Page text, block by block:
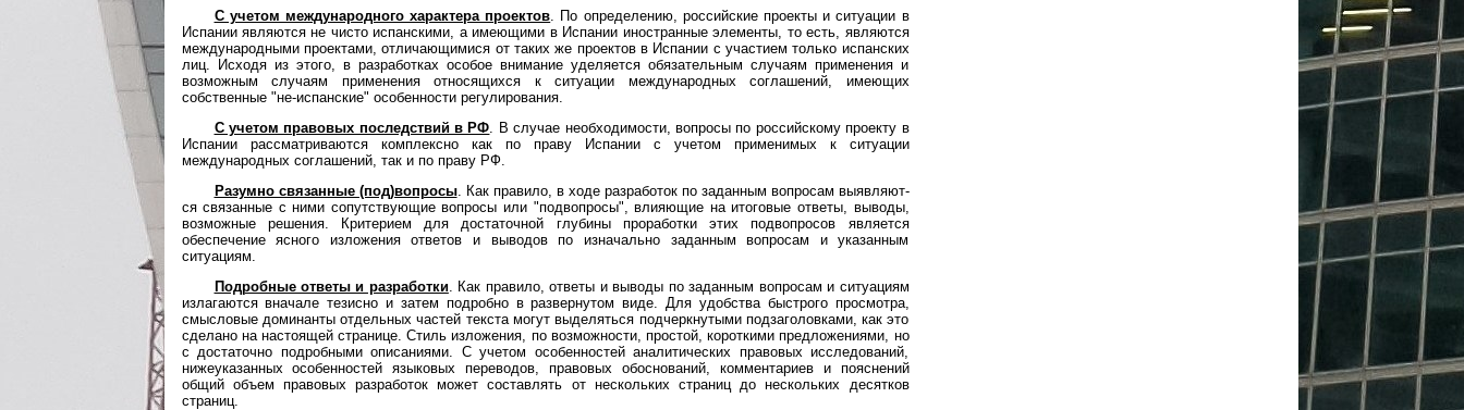
С учетом международного характера проектов. По определению, российские проекты и ситуации в
Испании являются не чисто испанскими, а имеющими в Испании иностранные элементы, то есть, являются
международными проектами, отличающимися от таких же проектов в Испании с участием только испанских
лиц. Исходя из этого, в разработках особое внимание уделяется обязательным случаям применения и
возможным случаям применения относящихся к ситуации международных соглашений, имеющих
собственные "не-испанские" особенности регулирования.
С учетом правовых последствий в РФ. В случае необходимости, вопросы по российскому проекту в
Испании рассматриваются комплексно как по праву Испании с учетом применимых к ситуации
международных соглашений, так и по праву РФ.
Разумно связанные (под)вопросы. Как правило, в ходе разработок по заданным вопросам вы­яв­ля­ют­
ся связанные с ними сопутствующие вопросы или "подвопросы", влияющие на итоговые ответы, выводы,
возможные решения. Критерием для достаточной глубины проработки этих подвопросов является
обеспечение ясного изложения ответов и выводов по изначально заданным вопросам и указанным
ситуациям.
Подробные ответы и разработки. Как правило, ответы и выводы по заданным вопросам и ситуациям
излагаются вначале тезисно и затем подробно в развернутом виде. Для удобства быстрого просмотра,
смысловые доминанты отдельных частей текста могут выделяться подчеркнутыми подзаголовками, как это
сделано на настоящей странице. Стиль изложения, по возможности, простой, короткими предложениями, но
с достаточно подробными описаниями. С учетом особенностей аналитических правовых исследований,
нижеуказанных особенностей языковых переводов, правовых обоснований, комментариев и пояснений
общий объем правовых разработок может составлять от нескольких страниц до нескольких десятков
страниц.